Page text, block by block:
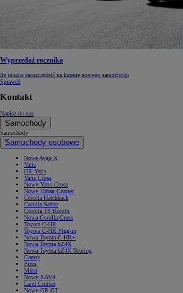
Wyprzedaż rocznika
Ile można zaoszczędzić na kupnie nowego samochodu
Sprawdź
Kontakt
Napisz do nas
Samochody
Samochody
Samochody osobowe
Nowe Aygo X
Yaris
GR Yaris
Yaris Cross
Nowy Yaris Cross
Nowy Urban Cruiser
Corolla Hatchback
Corolla Sedan
Corolla TS Kombi
Nowa Corolla Cross
Toyota C-HR
Toyota C-HR Plug-in
Nowa Toyota C-HR+
Nowa Toyota bZ4X
Nowa Toyota bZ4X Touring
Camry
Prius
Mirai
Nowy RAV4
Land Cruiser
Nowy GR GT